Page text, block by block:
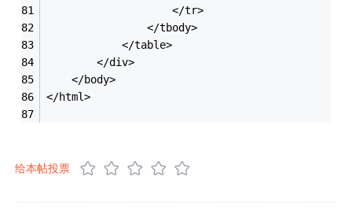
					</tr>
				</tbody>
			</table>
		</div>
	</body>
</html>
给本帖投票